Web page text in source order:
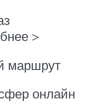
>
маршрут
онлайн